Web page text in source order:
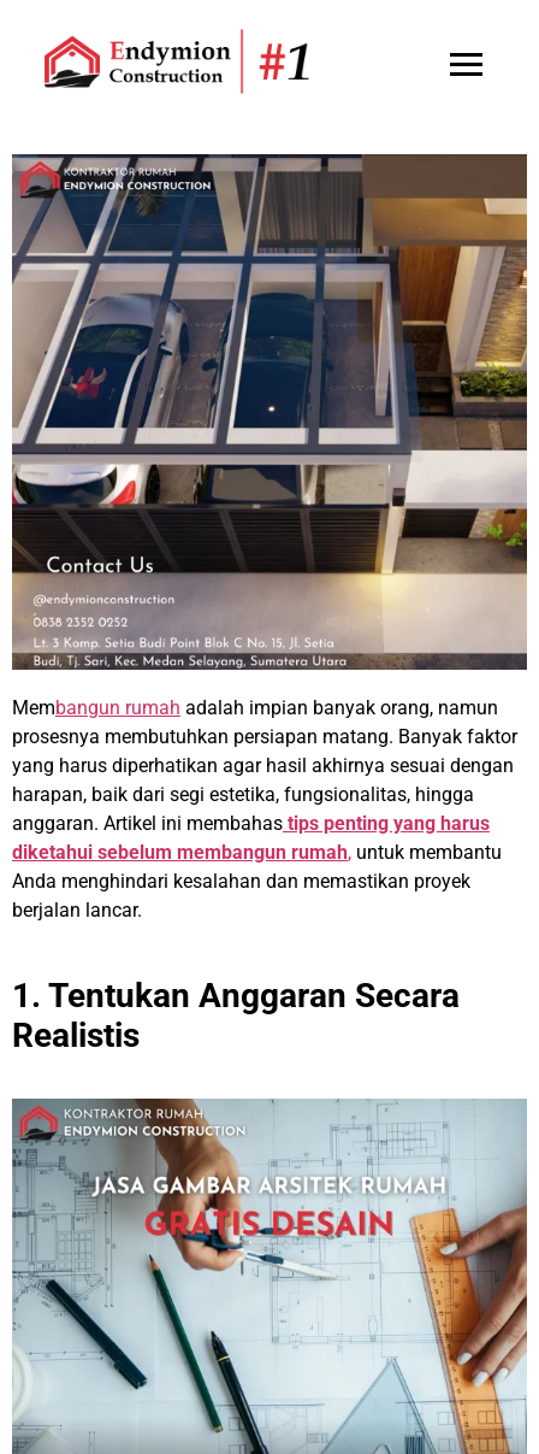
Membangun rumah adalah impian banyak orang, namun
prosesnya membutuhkan persiapan matang. Banyak faktor
yang harus diperhatikan agar hasil akhirnya sesuai dengan
harapan, baik dari segi estetika, fungsionalitas, hingga
anggaran. Artikel ini membahas tips penting yang harus
diketahui sebelum membangun rumah, untuk membantu
Anda menghindari kesalahan dan memastikan proyek
berjalan lancar.
1. Tentukan Anggaran Secara
Realistis